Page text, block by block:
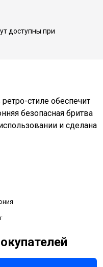
доступны при
стиле обеспечит
безопасная бритва
и сделана